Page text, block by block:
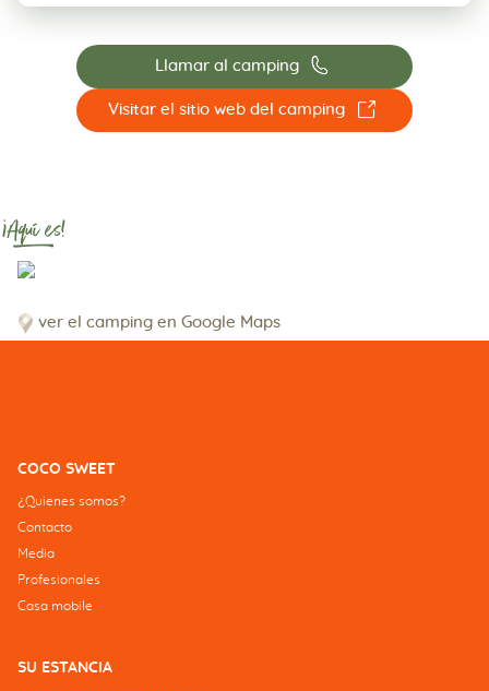
Llamar al camping 📞
Visitar el sitio web del camping ☐
¡Aquí es!
ver el camping en Google Maps
COCO SWEET
¿Quienes somos?
Contacto
Media
Profesionales
Casa mobile
SU ESTANCIA